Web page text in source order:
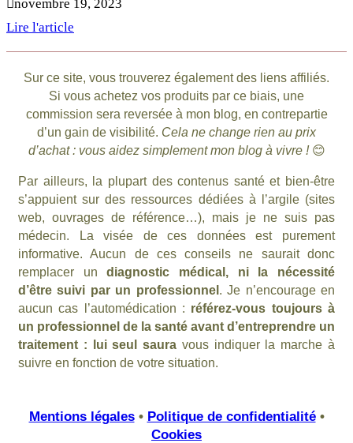
novembre 19, 2023
Lire l'article
Sur ce site, vous trouverez également des liens affiliés.
Si vous achetez vos produits par ce biais, une
commission sera reversée à mon blog, en contrepartie
d’un gain de visibilité. Cela ne change rien au prix
d’achat : vous aidez simplement mon blog à vivre ! 😊
Par ailleurs, la plupart des contenus santé et bien-être
s’appuient sur des ressources dédiées à l’argile (sites
web, ouvrages de référence…), mais je ne suis pas
médecin. La visée de ces données est purement
informative. Aucun de ces conseils ne saurait donc
remplacer undiagnostic médical, ni la nécessité
d’être suivi par un professionnel . Je n’encourage en
aucun cas l’automédication : référez-vous toujours à
un professionnel de la santé avant d’entreprendre un
traitement : lui seul saura vous indiquer la marche à
suivre en fonction de votre situation.
Mentions légales• Politique de confidentialité•
Cookies